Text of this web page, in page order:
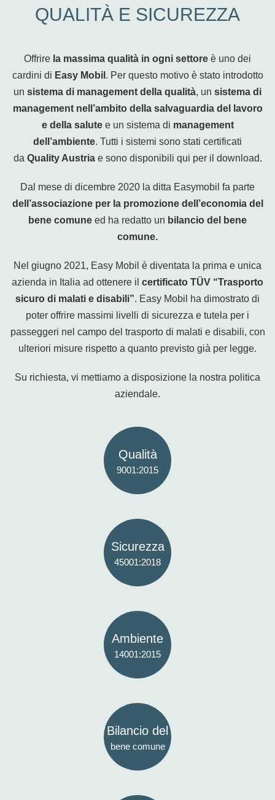
QUALITÀ E SICUREZZA
Offrire la massima qualità in ogni settore è uno dei
cardini di Easy Mobil . Per questo motivo è stato introdotto
un sistema di management della qualità, un sistema di
management nell’ambito della salvaguardia del lavoro
e della salutee un sistema di management
dell’ambiente. Tutti i sistemi sono stati certificati
da Quality Austriae sono disponibili qui per il download.
Dal mese di dicembre 2020 la ditta Easymobil fa parte
dell’associazione per la promozione dell’economia del
bene comune ed ha redatto un bilancio del bene
comune.
Nel giugno 2021, Easy Mobil è diventata la prima e unica
azienda in Italia ad ottenere il certificato TÜV “Trasporto
sicuro di malati e disabili”. Easy Mobil ha dimostrato di
poter offrire massimi livelli di sicurezza e tutela per i
passeggeri nel campo del trasporto di malati e disabili, con
ulteriori misure rispetto a quanto previsto già per legge.
Su richiesta, vi mettiamo a disposizione la nostra politica
aziendale.
Qualità
9001:2015
Sicurezza
45001:2018
Ambiente
14001:2015
Bilancio del
bene comune